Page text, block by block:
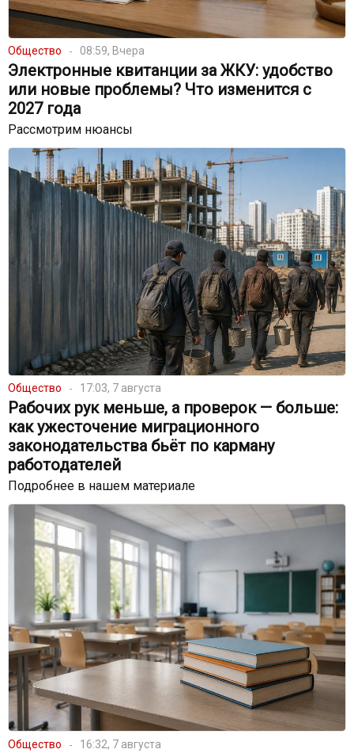
Общество 08:59, Вчера
Электронные квитанции за ЖКУ: удобство
или новые проблемы? Что изменится с
2027 года
Рассмотрим нюансы
Общество 17:03, 7 августа
Рабочих рук меньше, а проверок — больше:
как ужесточение миграционного
законодательства бьёт по карману
работодателей
Подробнее в нашем материале
Общество 16:32, 7 августа